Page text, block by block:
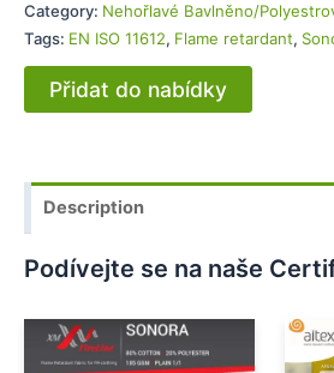
Category: Nehořlavé Bavlněno/
Tags: EN ISO 11612, Flame retardant,
Přidat do nabídky
Description
Podívejte se na naše